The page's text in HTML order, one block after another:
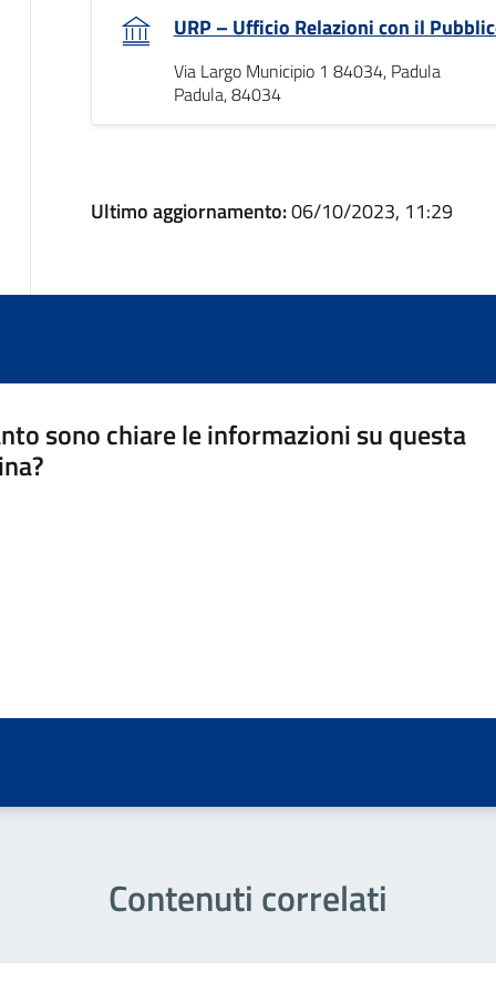
URP – Ufficio Relazioni con il
Via Largo Municipio 1 84034, Padula
Padula, 84034
Ultimo aggiornamento:06/10/2023, 11:29
sono chiare le informazioni su questa
5 stelle su 5
4 stelle su 5
3 stelle su 5
2 stelle su 5
Contenuti correlati